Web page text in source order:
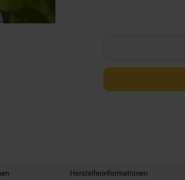
Herstellerinformationen